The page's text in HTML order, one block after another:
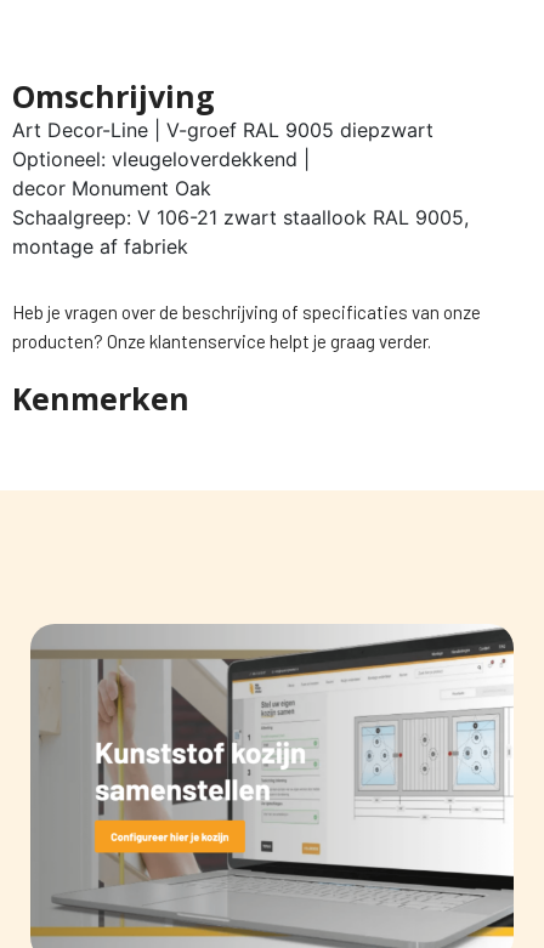
Omschrijving
Art Decor-Line | V-groef RAL 9005 diepzwart
Optioneel: vleugeloverdekkend |
decor Monument Oak
Schaalgreep: V 106-21 zwart staallook RAL 9005,
montage af fabriek
Heb je vragen over de beschrijving of specificaties van onze
producten? Onze klantenservice helpt je graag verder.
Kenmerken